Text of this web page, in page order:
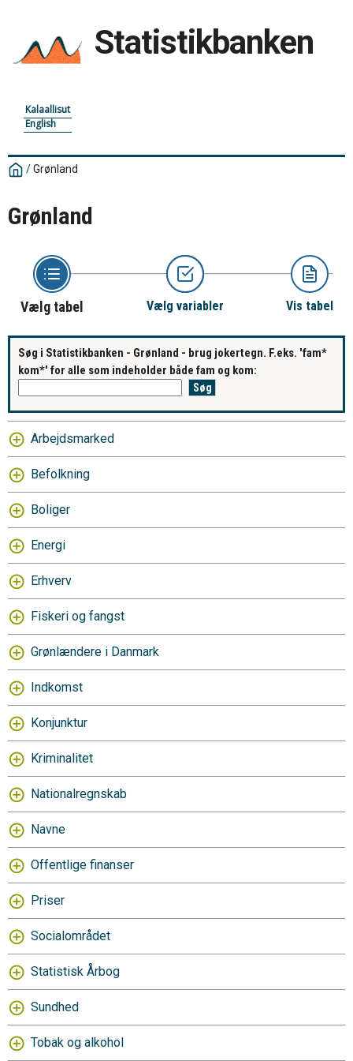
Statistikbanken
Kalaallisut
English
/Grønland
Grønland
Vælg tabel Vælg variabler Vis tabel
Søg i Statistikbanken - Grønland - brug jokertegn. F.eks. 'fam*
kom*' for alle som indeholder både fam og kom:
Arbejdsmarked
Befolkning
Boliger
Energi
Erhverv
Fiskeri og fangst
Grønlændere i Danmark
Indkomst
Konjunktur
Kriminalitet
Nationalregnskab
Navne
Offentlige finanser
Priser
Socialområdet
Statistisk Årbog
Sundhed
Tobak og alkohol